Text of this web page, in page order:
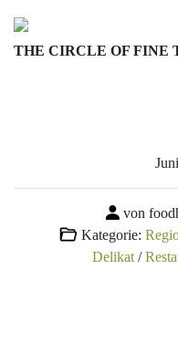
content
THE CIRCLE OF FINE
Juni
von
Kategorie:
Delikat/